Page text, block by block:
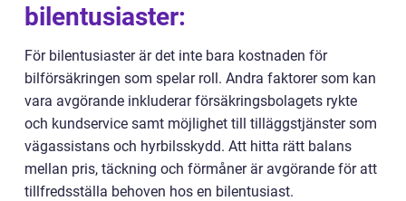
bilentusiaster:
För bilentusiaster är det inte bara kostnaden för
bilförsäkringen som spelar roll. Andra faktorer som kan
vara avgörande inkluderar försäkringsbolagets rykte
och kundservice samt möjlighet till tilläggstjänster som
vägassistans och hyrbilsskydd. Att hitta rätt balans
mellan pris, täckning och förmåner är avgörande för att
tillfredsställa behoven hos en bilentusiast.